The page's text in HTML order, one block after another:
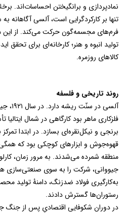
نمادپردازی و برانگیختن احساسات‌اند. بر
تنها بر کارکردگرایی است، آلسی آگاهانه
فرم‌های مجسمه‌گون حرکت می‌کند. از این
تولید انبوه و هنر؛ کارخانه‌ای برای تحقق
کالاهای روزمره.
روند تاریخی و فلسفه
آلسی در سنّت ریشه دارد. در سال ۱۹۲۱،
فلزکاری ماهر بود کارگاهی در شمال
برنجی و نیکل‌نقره‌ای بسازد. در ابتدا
قهوه‌جوش و ابزارهای کوچکی بود که
منطقه شمرده می‌شدند. به مرور زمان،
جیووانی، شرکت را به سوی صنعتی‌سازی
به‌کارگیری فولاد ضدزنگ، دامنۀ تولید
رستوران‌ها گسترش دادند.
در دوران شکوفایی اقتصادیِ پس از جنگ